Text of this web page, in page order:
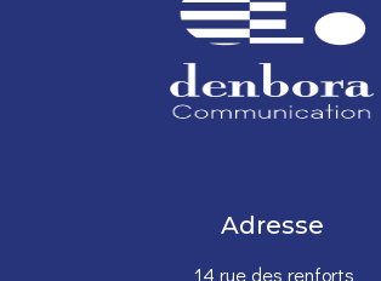
Adresse
14 rue des renforts